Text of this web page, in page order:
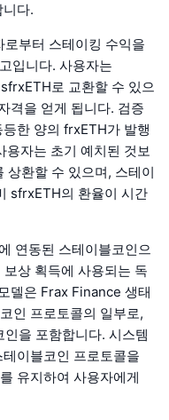
다.
부터 스테이킹 수익을
입니다. 사용자는
로 교환할 수 있으
격을 얻게 됩니다. 검증
한 양의 frxETH가 발행
용자는 초기 예치된 것보
환할 수 있으며, 스테이
sfrxETH의 환율이 시간
연동된 스테이블코인으
상 획득에 사용되는 독
델은 Frax Finance 생태
인 프로토콜의 일부로,
을 포함합니다. 시스템
이블코인 프로토콜을
유지하여 사용자에게